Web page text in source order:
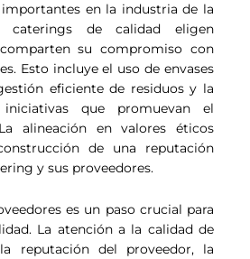
en la industria de la
caterings de calidad eligen
su compromiso con
Esto incluye el uso de envases
eficiente de residuos y la
que promuevan el
alineación en valores éticos
de una reputación
y sus proveedores.
es un paso crucial para
La atención a la calidad de
reputación del proveedor, la